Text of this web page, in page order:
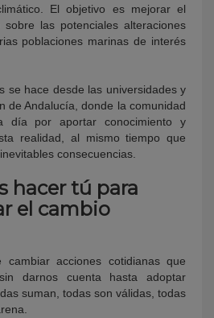
El objetivo es mejorar el
sobre las potenciales alteraciones
poblaciones marinas de interés
se hace desde las universidades y
de Andalucía, donde la comunidad
día por aportar conocimiento y
realidad, al mismo tiempo que
consecuencias.
hacer tú para
el cambio
cambiar acciones cotidianas que
darnos cuenta hasta adoptar
suman, todas son válidas, todas